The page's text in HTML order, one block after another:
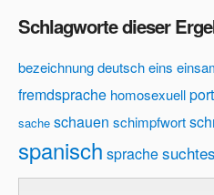
Schlagworte dieser
bezeichnungdeutscheins
fremdsprache homosexuell
sache schauen schimpfwort
spanisch sprache